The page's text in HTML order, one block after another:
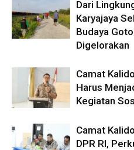
Dari
Karyajaya
Budaya
Digelorakan
Camat
Harus
Kegiatan
Camat
DPR RI,